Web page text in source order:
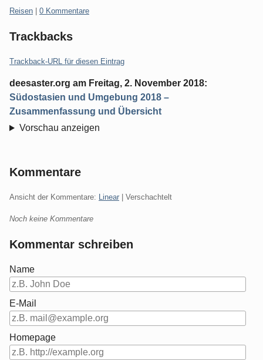
Kategorien:
Reisen 0 Kommentare
Trackbacks
Trackback-URL für diesen Eintrag
deesaster.org am Freitag, 2. November 2018:
Südostasien und Umgebung 2018 –
Zusammenfassung und Übersicht
Vorschau anzeigen
Kommentare
Ansicht der Kommentare: Linear | Verschachtelt
Noch keine Kommentare
Kommentar schreiben
Name
E-Mail
Homepage